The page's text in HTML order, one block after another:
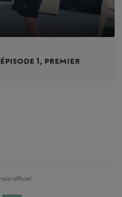
1, premier
officiel